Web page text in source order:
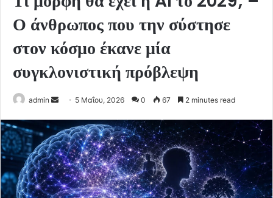
Ο άνθρωπος που την σύστησε
στον κόσμο έκανε μία
συγκλονιστική πρόβλεψη
admin
Send
email
5 Μαΐου, 2026 0 67 2 minutes read